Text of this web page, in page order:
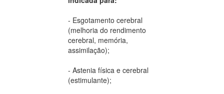
- Esgotamento cerebral
(melhoria do rendimento
cerebral, memória,
assimilação);
- Astenia física e cerebral
(estimulante);